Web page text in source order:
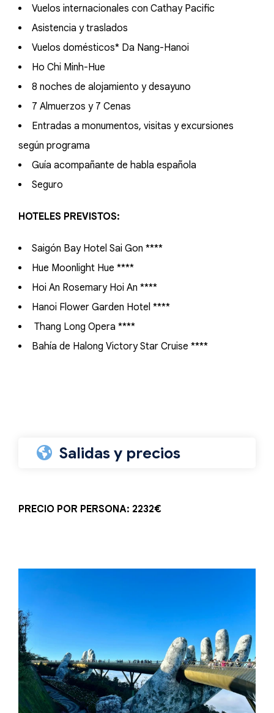
Vuelos internacionales con Cathay Pacific
Asistencia y traslados
Vuelos domésticos* Da Nang-Hanoi
Ho Chi Minh-Hue
8 noches de alojamiento y desayuno
7 Almuerzos y 7 Cenas
Entradas a monumentos, visitas y excursiones
según programa
Guía acompañante de habla española
Seguro
HOTELES PREVISTOS:
Saigón Bay Hotel Sai Gon ****
Hue Moonlight Hue ****
Hoi An Rosemary Hoi An ****
Hanoi Flower Garden Hotel ****
Thang Long Opera ****
Bahía de Halong Victory Star Cruise ****
Salidas y precios
PRECIO POR PERSONA: 2232€